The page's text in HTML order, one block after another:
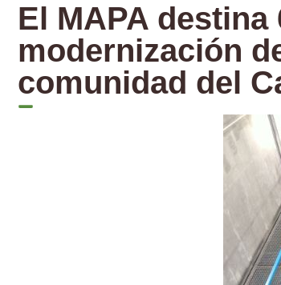
El MAPA
modernización
comunidad del